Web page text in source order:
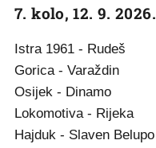
7. kolo, 12. 9. 2026.
Istra 1961 - Rudeš
Gorica - Varaždin
Osijek - Dinamo
Lokomotiva - Rijeka
Hajduk - Slaven Belupo